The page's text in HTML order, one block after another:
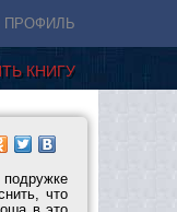
ПРОФИЛЬ
КНИГУ
что